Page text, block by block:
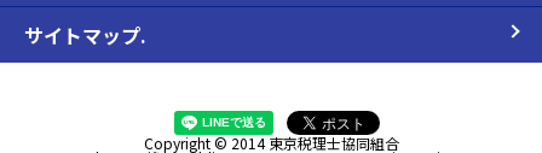
サイトマップ.
Copyright © 2014 東京税理士協同組合